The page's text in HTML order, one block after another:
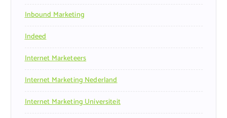
Inbound Marketing
Indeed
Internet Marketeers
Internet Marketing Nederland
Internet Marketing Universiteit